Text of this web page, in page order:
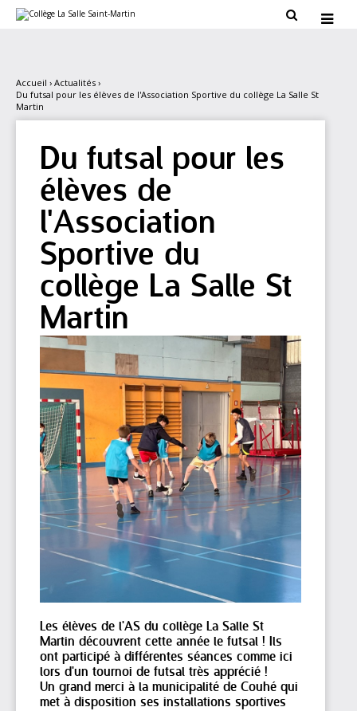
navigation
personnels
 
Accueil › Actualités ›
Du futsal pour les élèves de l'Association Sportive du collège La Salle St
Martin
Du futsal pour les
élèves de
l'Association
Sportive du
collège La Salle St
Martin
Les élèves de l'AS du collège La Salle St
Martin découvrent cette année le futsal ! Ils
ont participé à différentes séances comme ici
lors d'un tournoi de futsal très apprécié !
Un grand merci à la municipalité de Couhé qui
met à disposition ses installations sportives